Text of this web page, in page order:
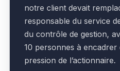
notre client devait
responsable du service
du contrôle de gestion,
10 personnes à
pression de l’actionnaire.